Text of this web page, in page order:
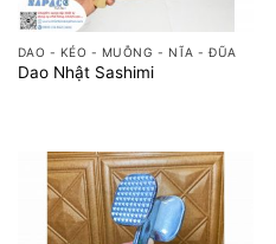
DAO - KÉO - MUỖNG - NĨA - ĐŨA
Dao Nhật Sashimi